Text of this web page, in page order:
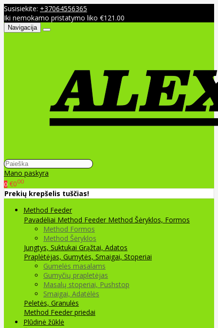
Susisiekite: +37064556365
Iki nemokamo pristatymo liko €121.00
Navigacija
Mano paskyra
0 €000
Prekių krepšelis tuščias!
Method Feeder
Pavadėliai Method Feeder Method Šėryklos, Formos
Method Formos
Method Šėryklos
Jungtys, Suktukai Grąžtai, Adatos
Praplėtėjas, Gumytės, Smaigai, Stoperiai
Gumelės masalams
Gumyčių prapletėjas
Masalų stoperiai, Pushstop
Smaigai, Adatėlės
Peletės, Granulės
Method Feeder priedai
Plūdinė žūklė